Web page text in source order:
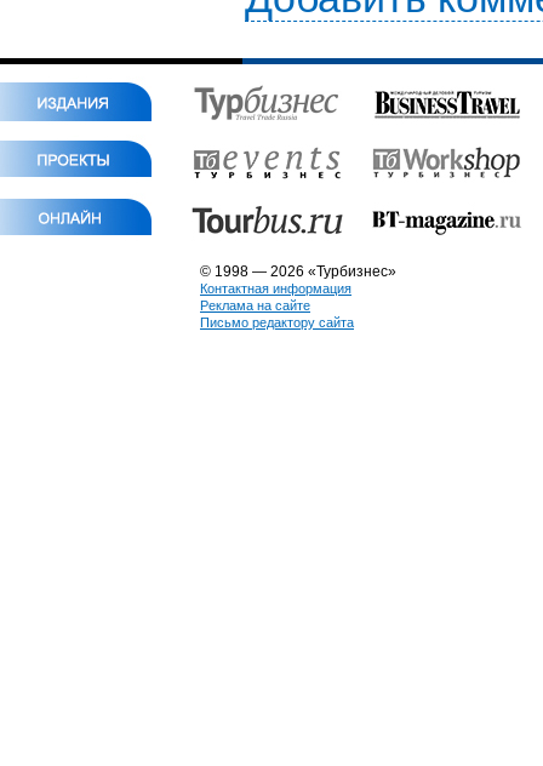
© 1998 — 2026 «Турбизнес»
Контактная информация
Реклама на сайте
Письмо редактору сайта